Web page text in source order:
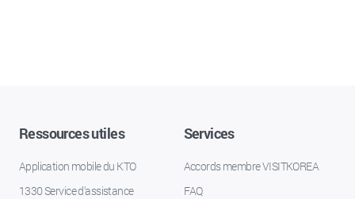
Ressources utiles
Application mobile du KTO
1330 Service d'assistance
Services
Accords membre VISITKOREA
FAQ